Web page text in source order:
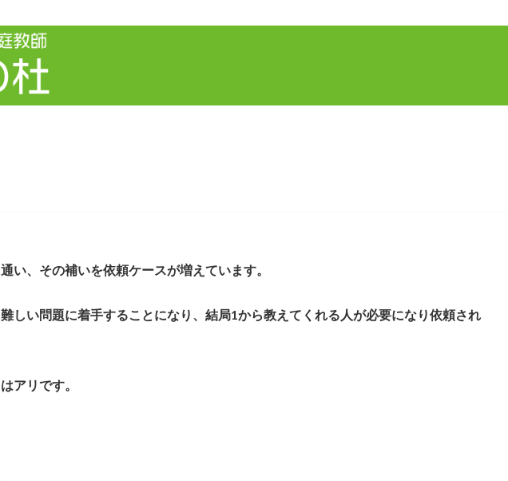
い、その補いを依頼ケースが増えています。
しい問題に着手することになり、結局1から教えてくれる人が必要になり依頼され
アリです。